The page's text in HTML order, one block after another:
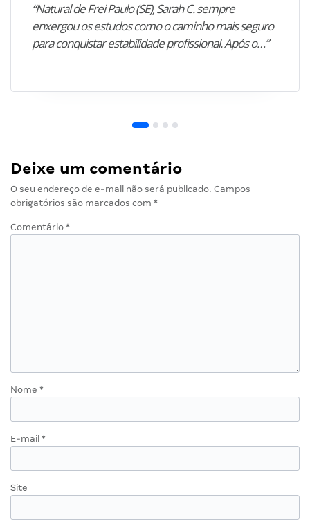
“Natural de Frei Paulo (SE), Sarah C. sempre
enxergou os estudos como o caminho mais seguro
para conquistar estabilidade profissional. Após o…”
Deixe um comentário
O seu endereço de e-mail não será publicado. Campos
obrigatórios são marcados com *
Comentário *
Nome *
E-mail *
Site